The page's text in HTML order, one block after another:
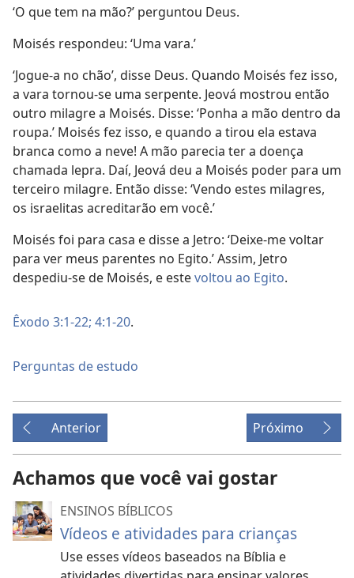
‘O que tem na mão?’ perguntou Deus.
Moisés respondeu: ‘Uma vara.’
‘Jogue-a no chão’, disse Deus. Quando Moisés fez isso,
a vara tornou-se uma serpente. Jeová mostrou então
outro milagre a Moisés. Disse: ‘Ponha a mão dentro da
roupa.’ Moisés fez isso, e quando a tirou ela estava
branca como a neve! A mão parecia ter a doença
chamada lepra. Daí, Jeová deu a Moisés poder para um
terceiro milagre. Então disse: ‘Vendo estes milagres,
os israelitas acreditarão em você.’
Moisés foi para casa e disse a Jetro: ‘Deixe-me voltar
para ver meus parentes no Egito.’ Assim, Jetro
despediu-se de Moisés, e estevoltou ao Egito.
Êxodo 3:1-22; 4:1-20.
Perguntas de estudo
Anterior Próximo
Achamos que você vai gostar
ENSINOS BÍBLICOS
Vídeos e atividades para crianças
Use esses vídeos baseados na Bíblia e